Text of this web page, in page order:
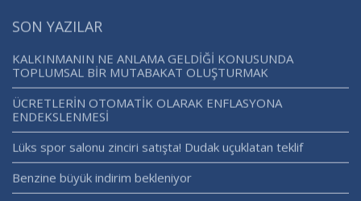
SON YAZILAR
KALKINMANIN NE ANLAMA GELDİĞİ KONUSUNDA
TOPLUMSAL BİR MUTABAKAT OLUŞTURMAK
ÜCRETLERİN OTOMATİK OLARAK ENFLASYONA
ENDEKSLENMESİ
Lüks spor salonu zinciri satışta! Dudak uçuklatan teklif
Benzine büyük indirim bekleniyor